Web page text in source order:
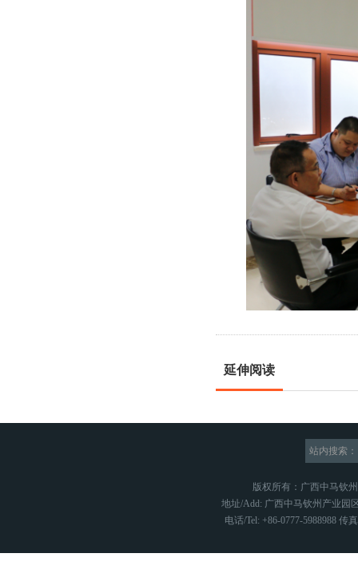
延伸阅读
站内搜索：
版权所有：广西中马钦
地址/Add: 广西中马钦州产业园
电话/Tel: +86-0777-5988988 传